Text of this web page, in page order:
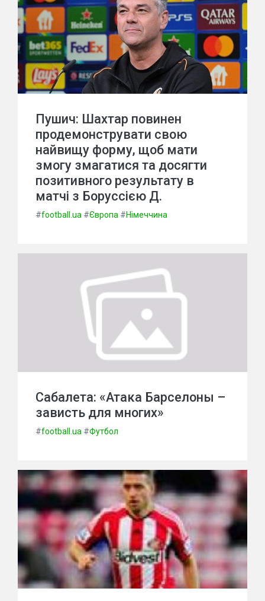
Пушич: Шахтар повинен
продемонструвати свою
найвищу форму, щоб мати
змогу змагатися та досягти
позитивного результату в
матчі з Боруссією Д.
#football.ua #Європа #Німеччина
Сабалета: «Атака Барселоны –
зависть для многих»
#football.ua #Футбол